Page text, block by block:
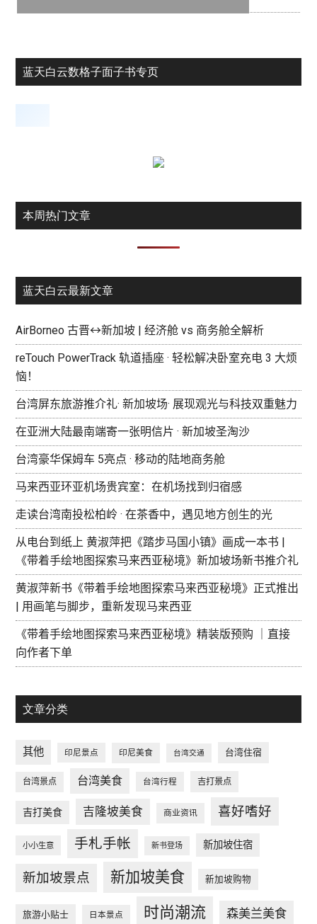
蓝天白云数格子面子书专页
本周热门文章
蓝天白云最新文章
AirBorneo 古晋↔新加坡 | 经济舱 vs 商务舱全解析
reTouch PowerTrack 轨道插座 · 轻松解决卧室充电 3 大烦
恼！
台湾屏东旅游推介礼· 新加坡场· 展现观光与科技双重魅力
在亚洲大陆最南端寄一张明信片 · 新加坡圣淘沙
台湾豪华保姆车 5亮点 · 移动的陆地商务舱
马来西亚环亚机场贵宾室：在机场找到归宿感
走读台湾南投松柏岭 · 在茶香中，遇见地方创生的光
从电台到纸上 黄淑萍把《踏步马国小镇》画成一本书 |
《带着手绘地图探索马来西亚秘境》新加坡场新书推介礼
黄淑萍新书《带着手绘地图探索马来西亚秘境》正式推出
| 用画笔与脚步，重新发现马来西亚
《带着手绘地图探索马来西亚秘境》精装版预购 ｜直接
向作者下单
文章分类
其他 印尼景点 印尼美食 台湾交通 台湾住宿
台湾景点 台湾美食 台湾行程 吉打景点
吉打美食 吉隆坡美食 商业资讯 喜好嗜好
小小生意 手札手帐 新书登场 新加坡住宿
新加坡景点 新加坡美食 新加坡购物
旅游小贴士 日本景点 时尚潮流 森美兰美食